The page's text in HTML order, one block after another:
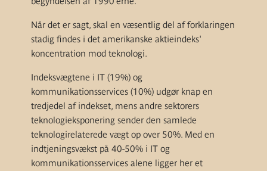
Når det er sagt, skal en væsentlig del af forklaringen
stadig findes i det amerikanske aktieindeks'
koncentration mod teknologi.
Indeksvægtene i IT (19%) og
kommunikationsservices (10%) udgør knap en
tredjedel af indekset, mens andre sektorers
teknologieksponering sender den samlede
teknologirelaterede vægt op over 50%. Med en
indtjeningsvækst på 40-50% i IT og
kommunikationsservices alene ligger her et